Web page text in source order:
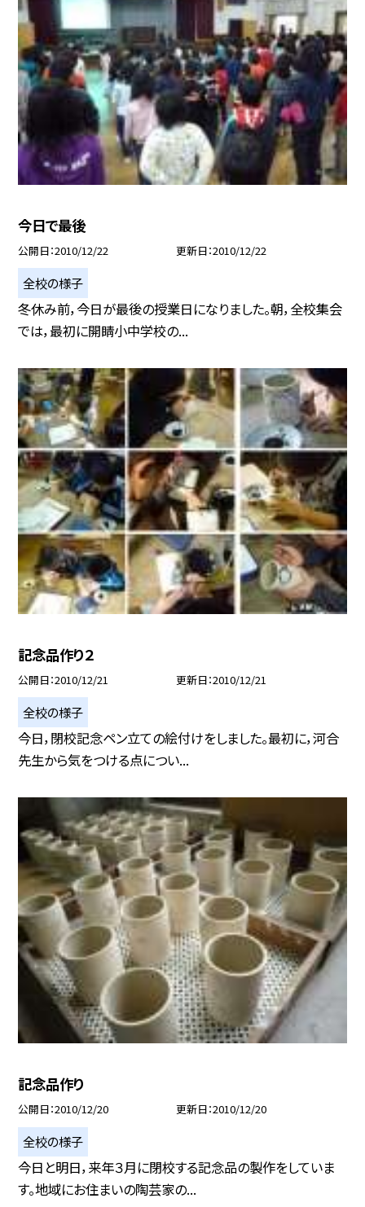
今日で最後
公開日 2010/12/22 更新日 2010/12/22
全校の様子
冬休み前，今日が最後の授業日になりました。朝，全校集会
では，最初に開睛小中学校の...
記念品作り２
公開日 2010/12/21 更新日 2010/12/21
全校の様子
今日，閉校記念ペン立ての絵付けをしました。最初に，河合
先生から気をつける点につい...
記念品作り
公開日 2010/12/20 更新日 2010/12/20
全校の様子
今日と明日，来年３月に閉校する記念品の製作をしていま
す。地域にお住まいの陶芸家の...